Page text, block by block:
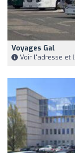
Voyages Gal
Voir l'adresse et